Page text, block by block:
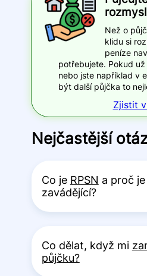
Než o
klidu si
peníze
potřebujete. Pokud
nebo jste například v
být další půjčka to
Zjistit
Nejčastější
Co je RPSN a proč
zavádějící?
Co dělat, když mi
půjčku?